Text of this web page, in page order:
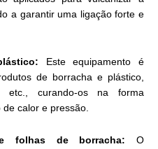
a garantir uma ligação forte e
Este equipamento é
de borracha e plástico,
etc., curando-os na forma
calor e pressão.
folhas de borracha: O